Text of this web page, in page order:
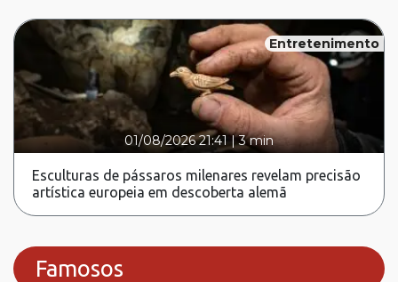
Entretenimento
01/08/2026 21:41 |3 min
Esculturas de pássaros milenares revelam precisão
artística europeia em descoberta alemã
Famosos